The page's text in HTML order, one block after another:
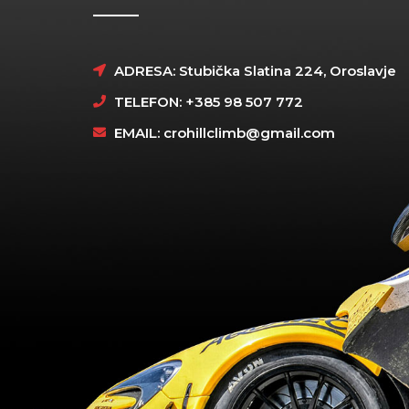
ADRESA: Stubička Slatina 224, Oroslavje
TELEFON: +385 98 507 772
EMAIL: crohillclimb@gmail.com